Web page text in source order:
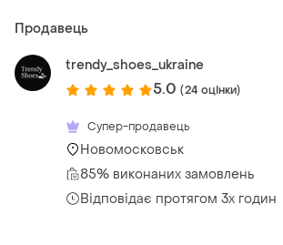
Продавець
trendy_shoes_ukraine
5.0 (24 оцінки)
Супер-продавець
Новомосковськ
85% виконаних замовлень
Відповідає протягом 3х годин